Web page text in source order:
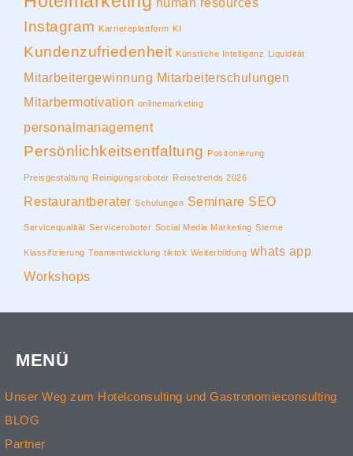
Instagram Karriereplattform KI
Kundenzufriedenheit Künstliche Intelligenz Liquidität
Mitarbeitergewinnung Mitarbeiterschulungen
Mitarbermotivation onlinemarketing
personalmanagement
Persönlichkeitsentfaltung Positonierung
Preisgestaltung Reinigungsroboter Reisetrends 2026
Restaurantberater Schulungen Seminare SEO
Servicequalität Serviceroboter Social Media Marketing Sterne
Klassifizierung Teamentwicklung tiktok Weiterbildung whats app
Workshops
MENÜ
Unser Weg zum Hotelconsulting und Gastronomieconsulting
BLOG
Partner